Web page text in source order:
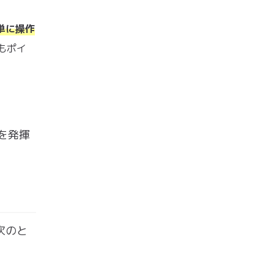
に操作
ポイ
発揮
のと